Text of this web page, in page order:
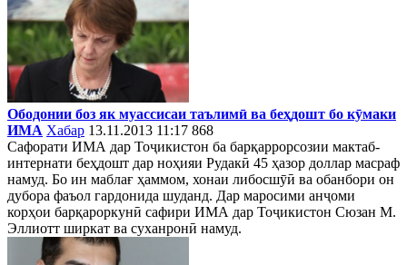
Ободонии боз як муассисаи таълимӣ ва беҳдошт бо кӯмаки
ИМА Хабар 13.11.2013 11:17 868
Сафорати ИМА дар Тоҷикистон ба барқаррорсозии мактаб-
интернати беҳдошт дар ноҳияи Рудакӣ 45 ҳазор доллар масраф
намуд. Бо ин маблағ ҳаммом, хонаи либосшӯӣ ва обанбори он
дубора фаъол гардонида шуданд. Дар маросими анҷоми
корҳои барқароркунӣ сафири ИМА дар Тоҷикистон Сюзан М.
Эллиотт ширкат ва суханронӣ намуд.